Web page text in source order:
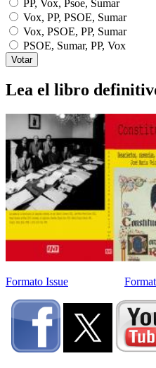
PP, Vox, Psoe, Sumar
Vox, PP, PSOE, Sumar
Vox, PSOE, PP, Sumar
PSOE, Sumar, PP, Vox
Lea el libro
Formato Issue